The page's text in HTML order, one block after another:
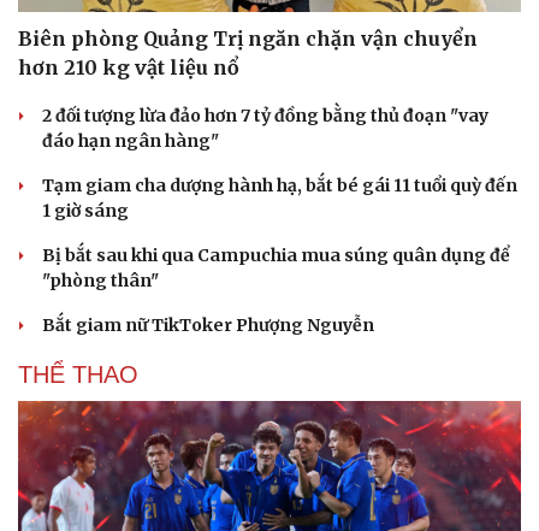
Biên phòng Quảng Trị ngăn chặn vận chuyển
hơn 210 kg vật liệu nổ
2 đối tượng lừa đảo hơn 7 tỷ đồng bằng thủ đoạn "vay
đáo hạn ngân hàng"
Tạm giam cha dượng hành hạ, bắt bé gái 11 tuổi quỳ đến
1 giờ sáng
Bị bắt sau khi qua Campuchia mua súng quân dụng để
"phòng thân"
Bắt giam nữ TikToker Phượng Nguyễn
THỂ THAO